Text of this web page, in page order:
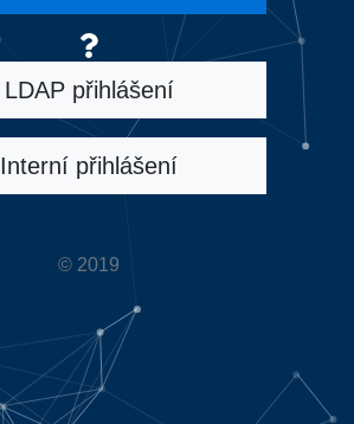
LDAP přihlášení
Interní přihlášení
© 2019